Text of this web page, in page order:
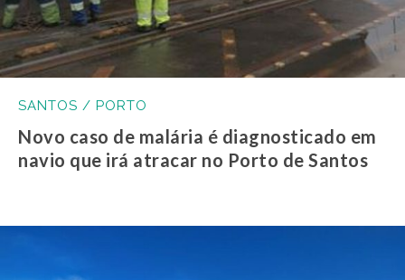
SANTOS / PORTO
Novo caso de malária é diagnosticado em
navio que irá atracar no Porto de Santos